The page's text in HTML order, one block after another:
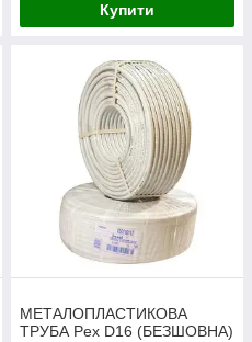
Купити
МЕТАЛОПЛАСТИКОВА
ТРУБА Pex D16 (БЕЗШОВНА)